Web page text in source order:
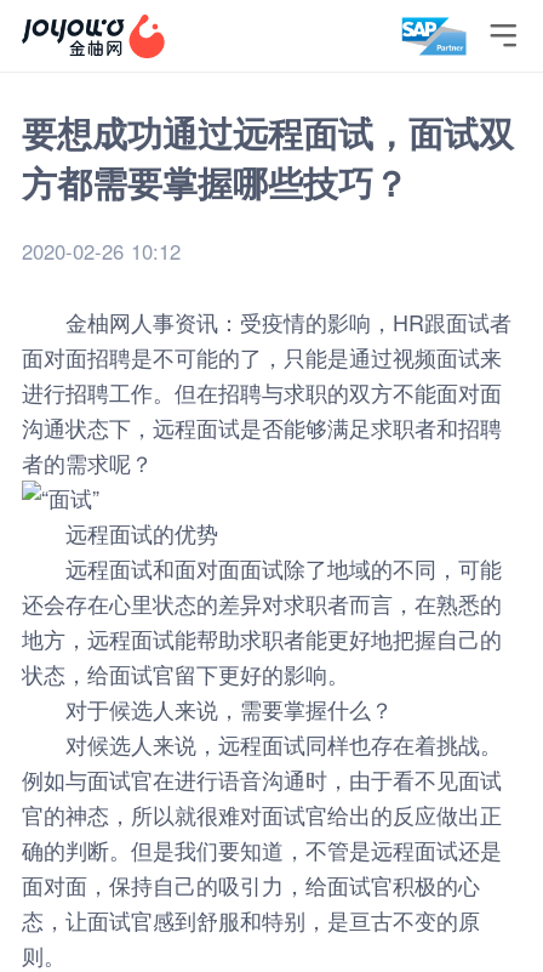

要想成功通过远程面试，面试双
方都需要掌握哪些技巧？
2020-02-26 10:12
金柚网 人事资讯：受疫情的影响，HR跟面试者
面对面招聘是不可能的了，只能是通过视频面试来
进行招聘工作。但在招聘与求职的双方不能面对面
沟通状态下，远程面试是否能够满足求职者和招聘
者的需求呢？
远程面试的优势
远程面试和面对面面试除了地域的不同，可能
还会存在心里状态的差异对求职者而言，在熟悉的
地方，远程面试能帮助求职者能更好地把握自己的
状态，给面试官留下更好的影响。
对于候选人来说，需要掌握什么？
对候选人来说，远程面试同样也存在着挑战。
例如与面试官在进行语音沟通时，由于看不见面试
官的神态，所以就很难对面试官给出的反应做出正
确的判断。但是我们要知道，不管是远程面试还是
面对面，保持自己的吸引力，给面试官积极的心
态，让面试官感到舒服和特别，是亘古不变的原
则。